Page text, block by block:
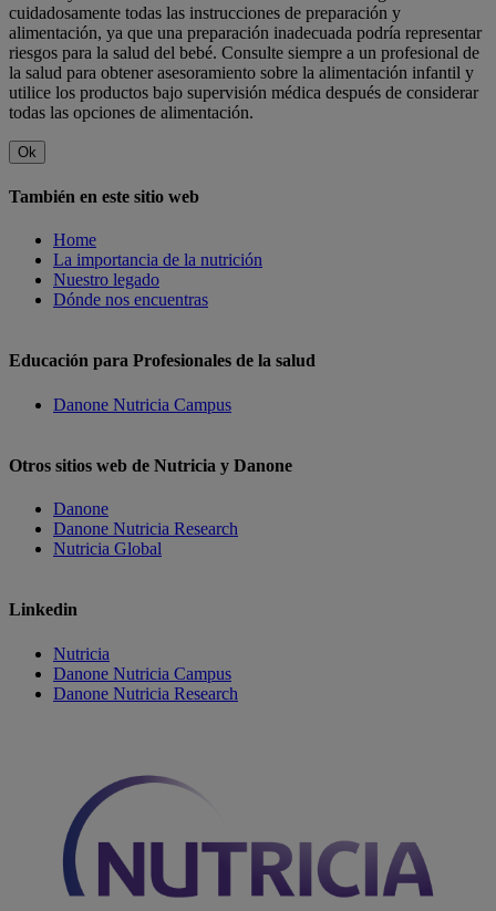
cuidadosamente todas las instrucciones de preparación y
alimentación, ya que una preparación inadecuada podría representar
riesgos para la salud del bebé. Consulte siempre a un profesional de
la salud para obtener asesoramiento sobre la alimentación infantil y
utilice los productos bajo supervisión médica después de considerar
todas las opciones de alimentación.
Ok
También en este sitio web
Home
La importancia de la nutrición
Nuestro legado
Dónde nos encuentras
Educación para Profesionales de la salud
Danone Nutricia Campus
Otros sitios web de Nutricia y Danone
Danone
Danone Nutricia Research
Nutricia Global
Linkedin
Nutricia
Danone Nutricia Campus
Danone Nutricia Research